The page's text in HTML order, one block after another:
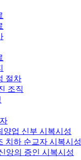
절차
조직
양업 신부 시복시성
치하 순교자 시복시성
앙의 증인 시복시성